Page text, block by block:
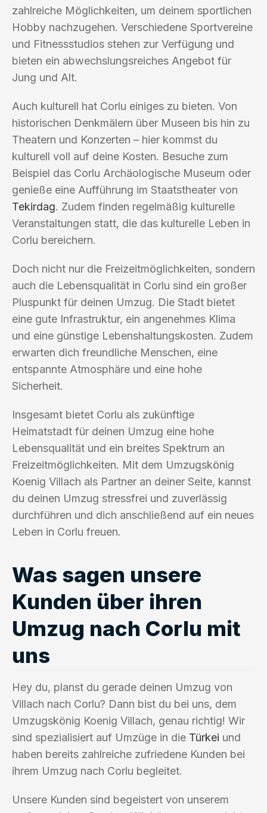
zahlreiche Möglichkeiten, um deinem sportlichen
Hobby nachzugehen. Verschiedene Sportvereine
und Fitnessstudios stehen zur Verfügung und
bieten ein abwechslungsreiches Angebot für
Jung und Alt.
Auch kulturell hat Corlu einiges zu bieten. Von
historischen Denkmälern über Museen bis hin zu
Theatern und Konzerten – hier kommst du
kulturell voll auf deine Kosten. Besuche zum
Beispiel das Corlu Archäologische Museum oder
genieße eine Aufführung im Staatstheater von
Tekirdag. Zudem finden regelmäßig kulturelle
Veranstaltungen statt, die das kulturelle Leben in
Corlu bereichern.
Doch nicht nur die Freizeitmöglichkeiten, sondern
auch die Lebensqualität in Corlu sind ein großer
Pluspunkt für deinen Umzug. Die Stadt bietet
eine gute Infrastruktur, ein angenehmes Klima
und eine günstige Lebenshaltungskosten. Zudem
erwarten dich freundliche Menschen, eine
entspannte Atmosphäre und eine hohe
Sicherheit.
Insgesamt bietet Corlu als zukünftige
Heimatstadt für deinen Umzug eine hohe
Lebensqualität und ein breites Spektrum an
Freizeitmöglichkeiten. Mit dem Umzugskönig
Koenig Villach als Partner an deiner Seite, kannst
du deinen Umzug stressfrei und zuverlässig
durchführen und dich anschließend auf ein neues
Leben in Corlu freuen.
Was sagen unsere
Kunden über ihren
Umzug nach Corlu mit
uns
Hey du, planst du gerade deinen Umzug von
Villach nach Corlu? Dann bist du bei uns, dem
Umzugskönig Koenig Villach, genau richtig! Wir
sind spezialisiert auf Umzüge in die Türkei und
haben bereits zahlreiche zufriedene Kunden bei
ihrem Umzug nach Corlu begleitet.
Unsere Kunden sind begeistert von unserem